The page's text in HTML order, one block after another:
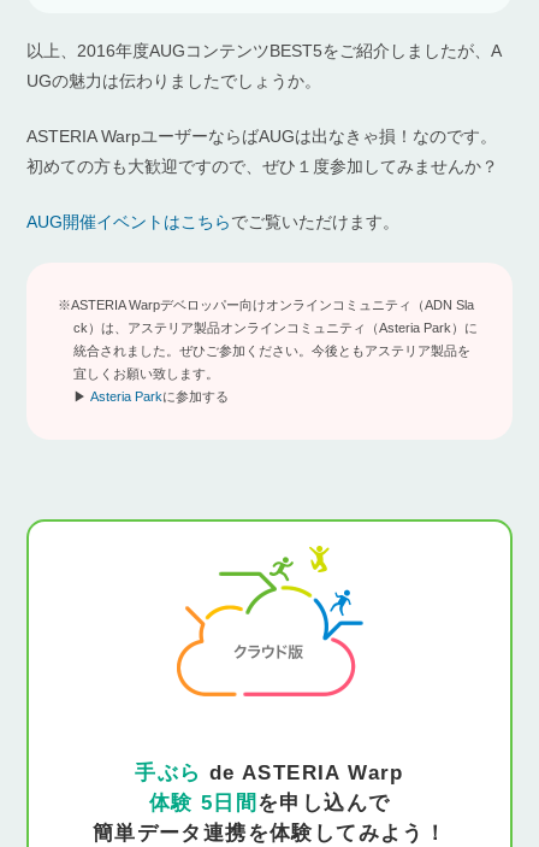
以上、2016年度AUGコンテンツBEST5をご紹介しましたが、A
UGの魅力は伝わりましたでしょうか。
ASTERIA WarpユーザーならばAUGは出なきゃ損！なのです。
初めての方も大歓迎ですので、ぜひ１度参加してみませんか？
AUG開催イベントはこちらでご覧いただけます。
※ASTERIA Warpデベロッパー向けオンラインコミュニティ（ADN Sla
ck）は、アステリア製品オンラインコミュニティ（Asteria Park）に
統合されました。ぜひご参加ください。今後ともアステリア製品を
宜しくお願い致します。
▶Asteria Parkに参加する
手ぶら de ASTERIA Warp
体験 5日間 を申し込んで
簡単データ連携を体験してみよう！